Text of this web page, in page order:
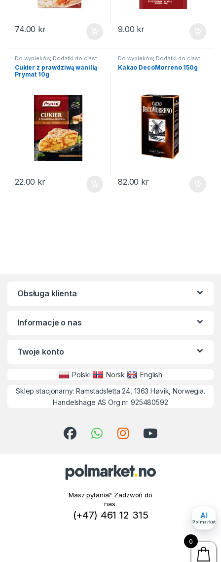
74.00 kr 9.00 kr
Do wypieków, Dodatki do ciast
Cukier z prawdziwą wanilią
Prymat 10g
22.00 kr
Do wypieków, Dodatki do ciast,
Kawa herbata , Kakao Na święta
Kakao DecoMorreno 150g
82.00 kr
Obsługa klienta
Informacje o nas
Twoje konto
Polski Norsk
English
Sklep stacjonarny: Ramstadsletta 24, 1363 Høvik, Norwegia.
Handelshage AS Org.nr. 925480592
Masz pytania? Zadzwoń do
nas.
(+47) 461 12 315
0
AI
Polmarket